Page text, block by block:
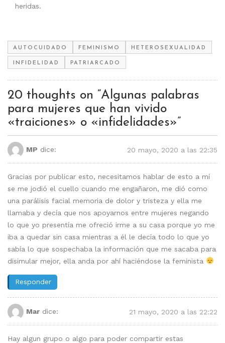
heridas.
AUTOCUIDADO FEMINISMO HETEROSEXUALIDAD
INFIDELIDAD PATRIARCADO
20 thoughts on “Algunas palabras
para mujeres que han vivido
«traiciones» o «infidelidades»”
MP dice: 20 mayo, 2020 a las 22:35
Gracias por publicar esto, necesitamos hablar de esto a mí
se me jodió el cuello cuando me engañaron, me dió como
una parálisis facial memoria de dolor y tristeza y ella me
llamaba y decía que nos apoyarnos entre mujeres negando
lo que yo presentía me ofreció irme a su casa porque yo me
iba a quedar sin casa mientras a él le decía todo lo que yo
sabía lo que sospechaba la información que me sacaba para
disimular mejor, ella anda por ahí haciéndose la feminista
Responder
Mar dice: 21 mayo, 2020 a las 22:22
Hay algun grupo o algo para poder compartir estas